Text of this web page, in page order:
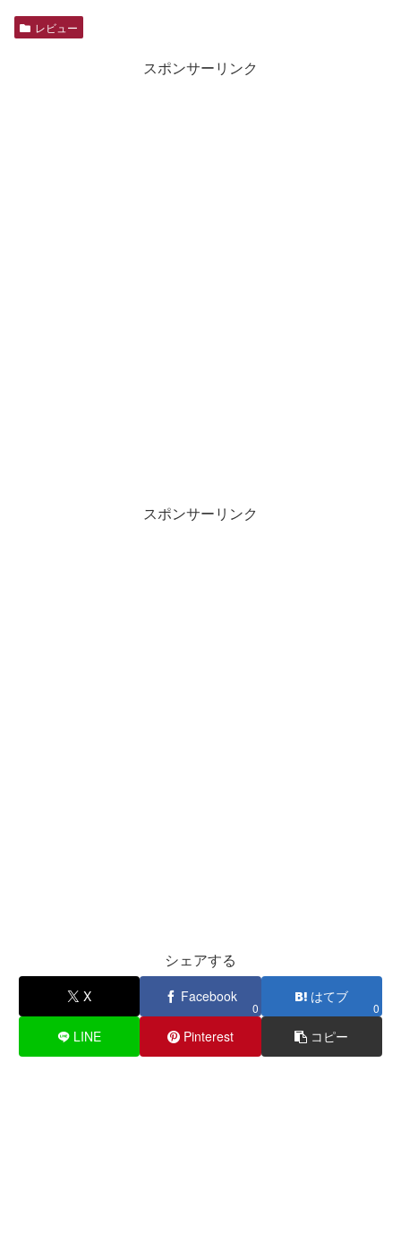
レビュー
スポンサーリンク
スポンサーリンク
シェアする
X Facebook
0
はてブ
0
LINE Pinterest コピー